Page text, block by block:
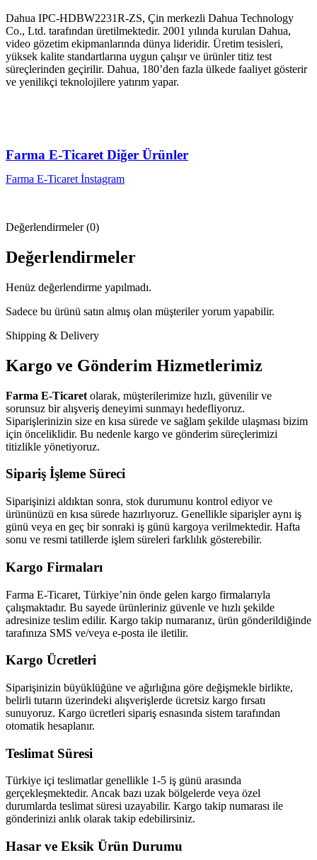
Dahua IPC-HDBW2231R-ZS, Çin merkezli Dahua Technology
Co., Ltd. tarafından üretilmektedir. 2001 yılında kurulan Dahua,
video gözetim ekipmanlarında dünya lideridir. Üretim tesisleri,
yüksek kalite standartlarına uygun çalışır ve ürünler titiz test
süreçlerinden geçirilir. Dahua, 180’den fazla ülkede faaliyet gösterir
ve yenilikçi teknolojilere yatırım yapar.
Farma E-Ticaret Diğer Ürünler
Farma E-Ticaret İnstagram
Değerlendirmeler (0)
Değerlendirmeler
Henüz değerlendirme yapılmadı.
Sadece bu ürünü satın almış olan müşteriler yorum yapabilir.
Shipping & Delivery
Kargo ve Gönderim Hizmetlerimiz
Farma E-Ticaret olarak, müşterilerimize hızlı, güvenilir ve
sorunsuz bir alışveriş deneyimi sunmayı hedefliyoruz.
Siparişlerinizin size en kısa sürede ve sağlam şekilde ulaşması bizim
için önceliklidir. Bu nedenle kargo ve gönderim süreçlerimizi
titizlikle yönetiyoruz.
Sipariş İşleme Süreci
Siparişinizi aldıktan sonra, stok durumunu kontrol ediyor ve
ürününüzü en kısa sürede hazırlıyoruz. Genellikle siparişler aynı iş
günü veya en geç bir sonraki iş günü kargoya verilmektedir. Hafta
sonu ve resmi tatillerde işlem süreleri farklılık gösterebilir.
Kargo Firmaları
Farma E-Ticaret, Türkiye’nin önde gelen kargo firmalarıyla
çalışmaktadır. Bu sayede ürünleriniz güvenle ve hızlı şekilde
adresinize teslim edilir. Kargo takip numaranız, ürün gönderildiğinde
tarafınıza SMS ve/veya e-posta ile iletilir.
Kargo Ücretleri
Siparişinizin büyüklüğüne ve ağırlığına göre değişmekle birlikte,
belirli tutarın üzerindeki alışverişlerde ücretsiz kargo fırsatı
sunuyoruz. Kargo ücretleri sipariş esnasında sistem tarafından
otomatik hesaplanır.
Teslimat Süresi
Türkiye içi teslimatlar genellikle 1-5 iş günü arasında
gerçekleşmektedir. Ancak bazı uzak bölgelerde veya özel
durumlarda teslimat süresi uzayabilir. Kargo takip numarası ile
gönderinizi anlık olarak takip edebilirsiniz.
Hasar ve Eksik Ürün Durumu